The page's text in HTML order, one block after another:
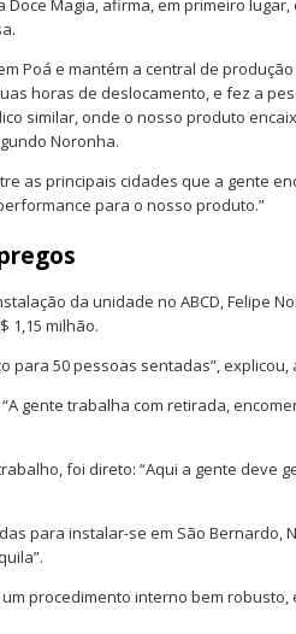
Doce Magia, afirma, em primeiro
Poá e mantém a central de
horas de deslocamento, e fez a
similar, onde o nosso produto
Noronha.
as principais cidades que a gente
para o nosso produto.”
da unidade no ABCD, Felipe
1,15 milhão.
para 50 pessoas sentadas”, explicou,
gente trabalha com retirada,
foi direto: “Aqui a gente deve
para instalar-se em São Bernardo,
um procedimento interno bem